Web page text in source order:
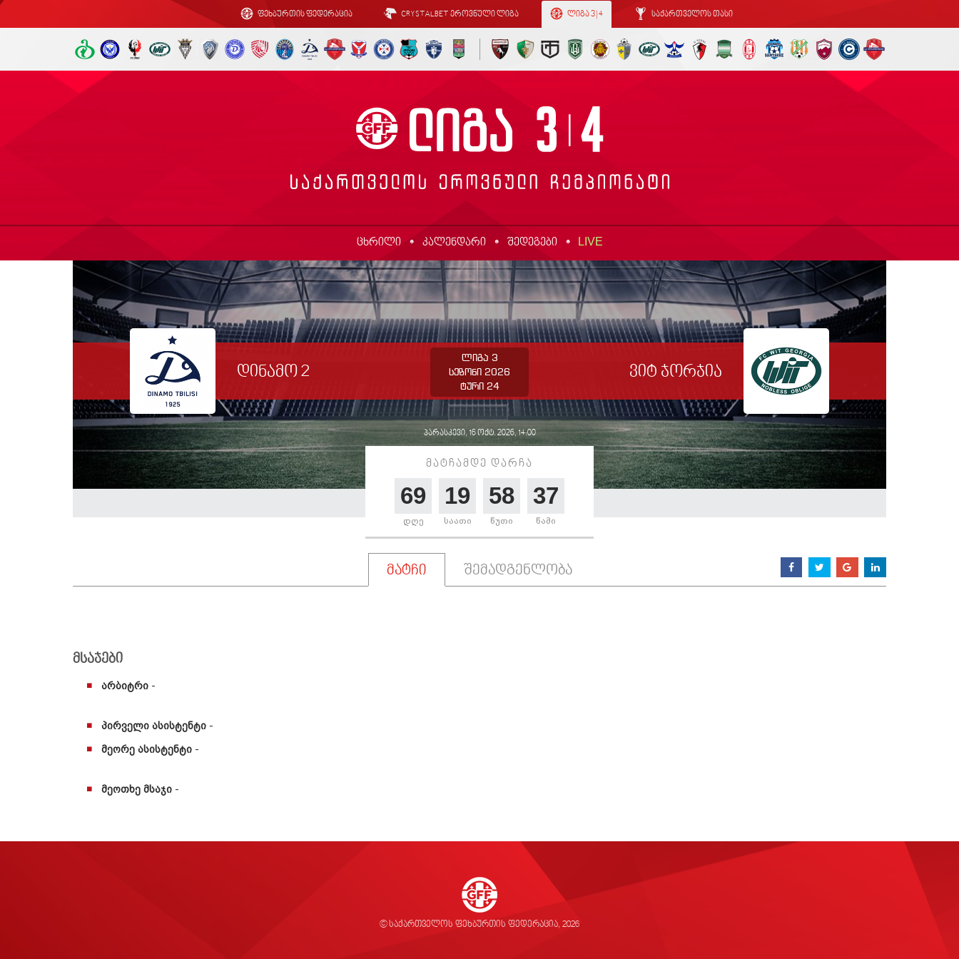
ფეხბურთის ფედერაცია CRYSTALBET ეროვნული ლიგა ლიგა 3 | 4 საქართველოს თასი
ცხრილი კალენდარი შედეგები LIVE
დინამო 2 ვიტ ჯორჯია
ლიგა 3
სეზონი 2026
ტური 24
პარასკევი, 16 ოქტ. 2026, 14:00
მატჩამდე დარჩა
69
დღე
19
საათი
58
წუთი
37
წამი
მატჩი შემადგენლობა
მსაჯები
არბიტრი -
პირველი ასისტენტი -
მეორე ასისტენტი -
მეოთხე მსაჯი -
© საქართველოს ფეხბურთის ფედერაცია, 2026